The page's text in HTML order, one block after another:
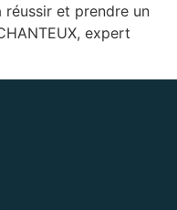
réussir et prendre un
expert